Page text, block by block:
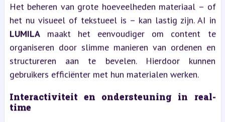
Het beheren van grote hoeveelheden materiaal – of
het nu visueel of tekstueel is – kan lastig zijn. AI in
LUMILAmaakt het eenvoudiger om content te
organiseren door slimme manieren van ordenen en
structureren aan te bevelen. Hierdoor kunnen
gebruikers efficiënter met hun materialen werken.
Interactiviteit en ondersteuning in real-
time